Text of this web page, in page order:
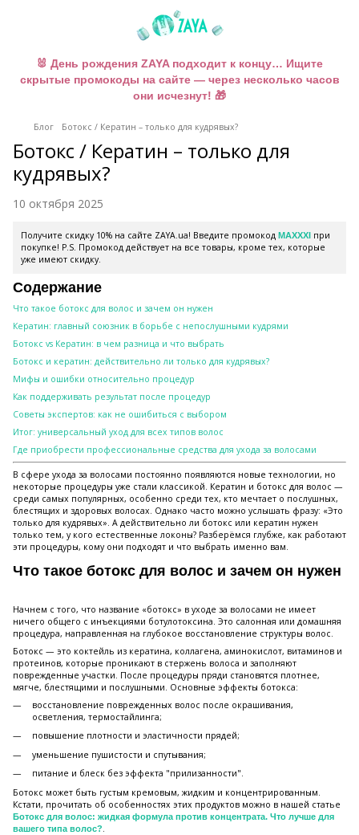
🐰 День рождения ZAYA подходит к концу… Ищите
скрытые промокоды на сайте — через несколько часов
они исчезнут! 🎁
Блог Ботокс / Кератин – только для кудрявых?
Ботокс / Кератин – только для
кудрявых?
10 октября 2025
Получите скидку 10% на сайте ZAYA.ua! Введите промокод MAXXXI при
покупке! P.S. Промокод действует на все товары, кроме тех, которые
уже имеют скидку.
Содержание
Что такое ботокс для волос и зачем он нужен
Кератин: главный союзник в борьбе с непослушными кудрями
Ботокс vs Кератин: в чем разница и что выбрать
Ботокс и кератин: действительно ли только для кудрявых?
Мифы и ошибки относительно процедур
Как поддерживать результат после процедур
Советы экспертов: как не ошибиться с выбором
Итог: универсальный уход для всех типов волос
Где приобрести профессиональные средства для ухода за волосами
В сфере ухода за волосами постоянно появляются новые технологии, но
некоторые процедуры уже стали классикой. Кератин и ботокс для волос —
среди самых популярных, особенно среди тех, кто мечтает о послушных,
блестящих и здоровых волосах. Однако часто можно услышать фразу: «Это
только для кудрявых». А действительно ли ботокс или кератин нужен
только тем, у кого естественные локоны? Разберёмся глубже, как работают
эти процедуры, кому они подходят и что выбрать именно вам.
Что такое ботокс для волос и зачем он нужен
Начнем с того, что название «ботокс» в уходе за волосами не имеет
ничего общего с инъекциями ботулотоксина. Это салонная или домашняя
процедура, направленная на глубокое восстановление структуры волос.
Ботокс — это коктейль из кератина, коллагена, аминокислот, витаминов и
протеинов, которые проникают в стержень волоса и заполняют
поврежденные участки. После процедуры пряди становятся плотнее,
мягче, блестящими и послушными. Основные эффекты ботокса:
восстановление поврежденных волос после окрашивания,
осветления, термостайлинга;
повышение плотности и эластичности прядей;
уменьшение пушистости и спутывания;
питание и блеск без эффекта "прилизанности".
Ботокс может быть густым кремовым, жидким и концентрированным.
Кстати, прочитать об особенностях этих продуктов можно в нашей статье
Ботокс для волос: жидкая формула против концентрата. Что лучше для
вашего типа волос?